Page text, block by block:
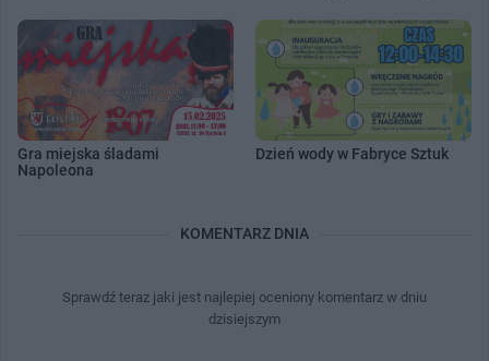
Gra miejska śladami
Napoleona
Dzień wody w Fabryce Sztuk
KOMENTARZ DNIA
Sprawdź teraz jaki jest najlepiej oceniony komentarz w dniu
dzisiejszym